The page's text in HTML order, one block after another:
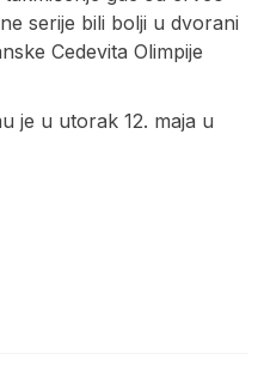
serije bili bolji u dvorani
Cedevita Olimpije
je u utorak 12. maja u